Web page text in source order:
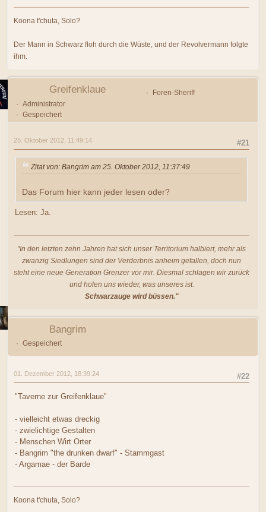
Koona t'chuta, Solo?
Der Mann in Schwarz floh durch die Wüste, und der Revolvermann folgte
ihm.
Greifenklaue
Foren-Sheriff
Administrator
Gespeichert
#21
25. Oktober 2012, 11:49:14
Zitat von: Bangrim am 25. Oktober 2012, 11:37:49
Das Forum hier kann jeder lesen oder?
Lesen: Ja.
"In den letzten zehn Jahren hat sich unser Territorium halbiert, mehr als
zwanzig Siedlungen sind der Verderbnis anheim gefallen, doch nun
steht eine neue Generation Grenzer vor mir. Diesmal schlagen wir zurück
und holen uns wieder, was unseres ist.
Schwarzauge wird büssen."
Bangrim
Gespeichert
#22
01. Dezember 2012, 18:39:24
"Taverne zur Greifenklaue"
- vielleicht etwas dreckig
- zwielichtige Gestalten
- Menschen Wirt Orter
- Bangrim "the drunken dwarf" - Stammgast
- Argamae - der Barde
Koona t'chuta, Solo?